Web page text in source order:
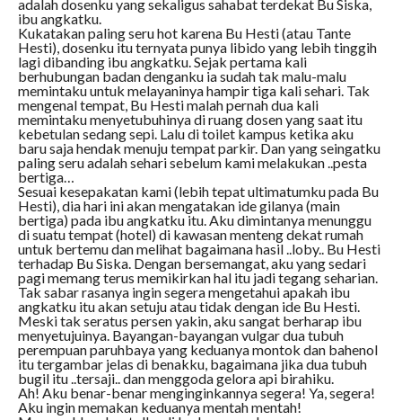
adalah dosenku yang sekaligus sahabat terdekat Bu Siska,
ibu angkatku.
Kukatakan paling seru hot karena Bu Hesti (atau Tante
Hesti), dosenku itu ternyata punya libido yang lebih tinggih
lagi dibanding ibu angkatku. Sejak pertama kali
berhubungan badan denganku ia sudah tak malu-malu
memintaku untuk melayaninya hampir tiga kali sehari. Tak
mengenal tempat, Bu Hesti malah pernah dua kali
memintaku menyetubuhinya di ruang dosen yang saat itu
kebetulan sedang sepi. Lalu di toilet kampus ketika aku
baru saja hendak menuju tempat parkir. Dan yang seingatku
paling seru adalah sehari sebelum kami melakukan ..pesta
bertiga…
Sesuai kesepakatan kami (lebih tepat ultimatumku pada Bu
Hesti), dia hari ini akan mengatakan ide gilanya (main
bertiga) pada ibu angkatku itu. Aku dimintanya menunggu
di suatu tempat (hotel) di kawasan menteng dekat rumah
untuk bertemu dan melihat bagaimana hasil ..loby.. Bu Hesti
terhadap Bu Siska. Dengan bersemangat, aku yang sedari
pagi memang terus memikirkan hal itu jadi tegang seharian.
Tak sabar rasanya ingin segera mengetahui apakah ibu
angkatku itu akan setuju atau tidak dengan ide Bu Hesti.
Meski tak seratus persen yakin, aku sangat berharap ibu
menyetujuinya. Bayangan-bayangan vulgar dua tubuh
perempuan paruhbaya yang keduanya montok dan bahenol
itu tergambar jelas di benakku, bagaimana jika dua tubuh
bugil itu ..tersaji.. dan menggoda gelora api birahiku.
Ah! Aku benar-benar menginginkannya segera! Ya, segera!
Aku ingin memakan keduanya mentah mentah!